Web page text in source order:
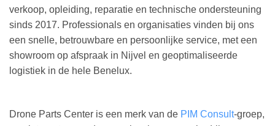
verkoop, opleiding, reparatie en technische ondersteuning
sinds 2017. Professionals en organisaties vinden bij ons
een snelle, betrouwbare en persoonlijke service, met een
showroom op afspraak in Nijvel en geoptimaliseerde
logistiek in de hele Benelux.
Drone Parts Center is een merk van de PIM Consult-groep,